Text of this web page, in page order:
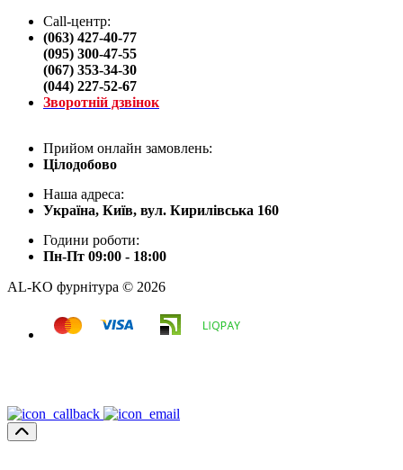
Call-центр:
(063) 427-40-77
(095) 300-47-55
(067) 353-34-30
(044) 227-52-67
Зворотній дзвінок
Прийом онлайн замовлень:
Цілодобово
Наша адреса:
Україна, Київ, вул. Кирилівська 160
Години роботи:
Пн-Пт 09:00 - 18:00
AL-KO фурнітура © 2026